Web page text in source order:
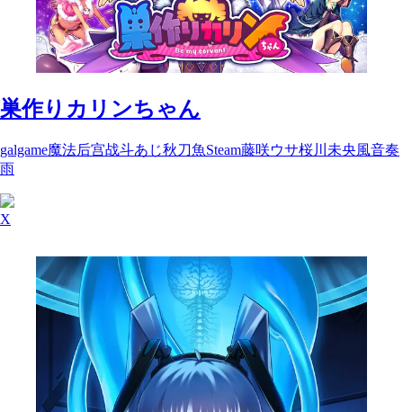
巣作りカリンちゃん
galgame魔法后宫战斗あじ秋刀魚Steam藤咲ウサ桜川未央風音奏
雨
X